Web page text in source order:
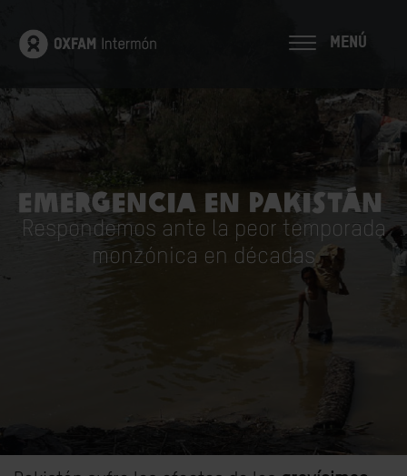
MENÚ
EMERGENCIA EN PAKISTÁN
Respondemos ante la peor temporada
monzónica en décadas